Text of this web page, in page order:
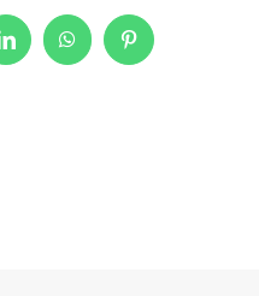
LinkedInWhatsAppPinterest